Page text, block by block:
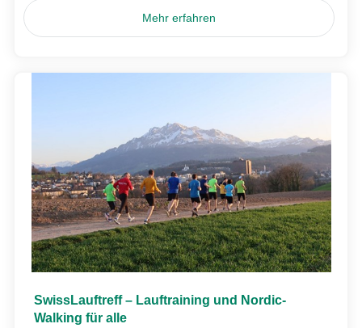
Mehr erfahren
SwissLauftreff – Lauftraining und Nordic-
Walking für alle